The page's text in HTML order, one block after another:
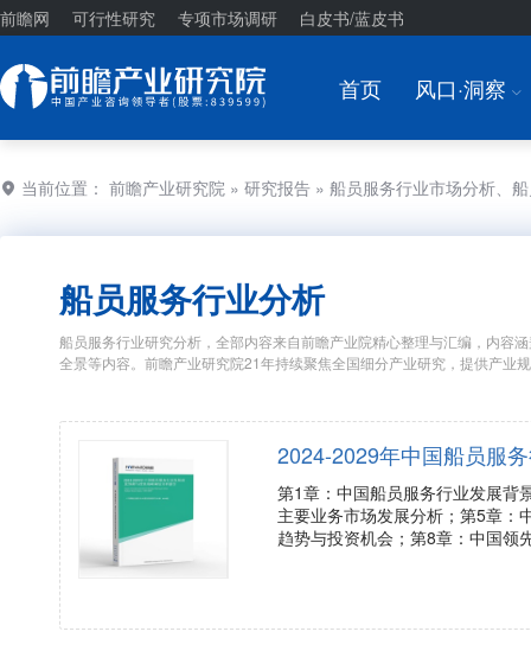
前瞻网 可行性研究 专项市场调研 白皮书/蓝皮书
首页 风口·洞察 I
当前位置： 前瞻产业研究院 » 研究报告 » 船员服务行业市场分析、
船员服务行业分析
船员服务行业研究分析，全部内容来自前瞻产业院精心整理与汇编，内容
全景等内容。前瞻产业研究院21年持续聚焦全国细分产业研究，提供产业
2024-2029年中国船员服
第1章：中国船员服务行业发展背
主要业务市场发展分析；第5章：
趋势与投资机会；第8章：中国领